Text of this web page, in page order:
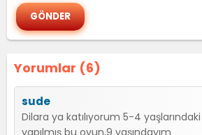
Yorumlar (6)
sude
Dilara ya katılıyorum 5-4 yaşlarındaki
yapılmış bu oyun,9 yaşındayım